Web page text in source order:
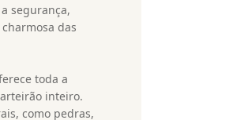
segurança,
das
toda a
inteiro.
como pedras,